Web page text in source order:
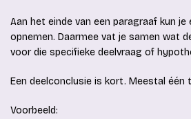
Aan het einde van een paragraaf kun
opnemen. Daarmee vat je samen wat
voor die specifieke deelvraag of
Een deelconclusie is kort. Meestal één
Voorbeeld: